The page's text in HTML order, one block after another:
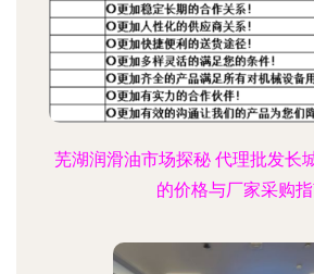
芜湖润滑油市场探秘 代理批发长
的价格与厂家采购